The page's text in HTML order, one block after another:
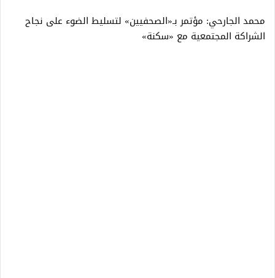
محمد الجارحي: مؤتمر بـ«الصحفيين» لتسليط الضوء على نجاح
الشراكة المجتمعية مع «سكنة»